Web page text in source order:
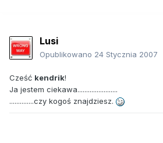
Lusi
Opublikowano 24 Stycznia 2007
Cześć kendrik!
Ja jestem ciekawa.......................
..............czy kogoś znajdziesz.